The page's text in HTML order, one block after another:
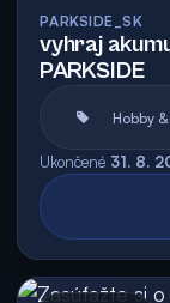
PARKSIDE_SK
vyhraj
PARKSIDE
Hobby
Ukončené 31. 8.